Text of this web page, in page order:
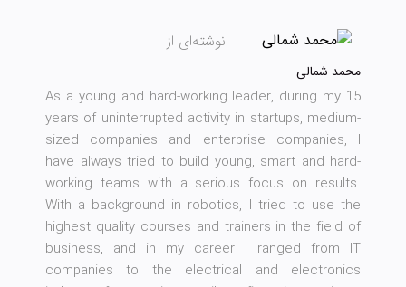
نوشته‌ای از
محمد شمالی
As a young and hard-working leader, during my 15
years of uninterrupted activity in startups, medium-
sized companies and enterprise companies, I
have always tried to build young, smart and hard-
working teams with a serious focus on results.
With a background in robotics, I tried to use the
highest quality courses and trainers in the field of
business, and in my career I ranged from IT
companies to the electrical and electronics